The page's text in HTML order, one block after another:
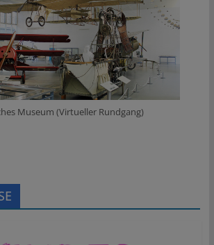
Museum (Virtueller Rundgang)